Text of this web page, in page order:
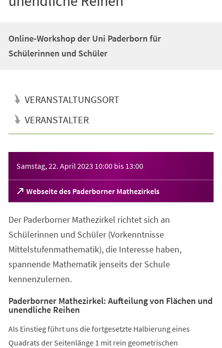
Online-Workshop der Uni Paderborn für
Schülerinnen und Schüler
VERANSTALTUNGSORT
VERANSTALTER
Samstag, 22. April 2023 10:00 bis 13:00
Webseite des Paderborner Mathezirkels
(Öffnet
in
neuen
Tab)
Der Paderborner Mathezirkel richtet sich an
Schülerinnen und Schüler (Vorkenntnisse
Mittelstufenmathematik), die Interesse haben,
spannende Mathematik jenseits der Schule
kennenzulernen.
Paderborner Mathezirkel: Aufteilung von Flächen und
unendliche Reihen
Als Einstieg führt uns die fortgesetzte Halbierung eines
Quadrats der Seitenlänge 1 mit rein geometrischen